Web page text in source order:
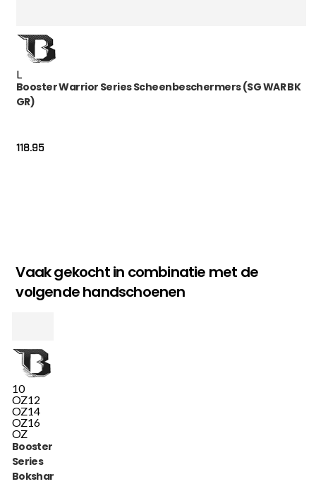
L
Booster Warrior Series Scheenbeschermers (SG WAR BK
GR)
118.95
Vaak gekocht in combinatie met de
volgende handschoenen
10
OZ12
OZ14
OZ16
OZ
Booster Alpha
Series
Bokshandschoenen